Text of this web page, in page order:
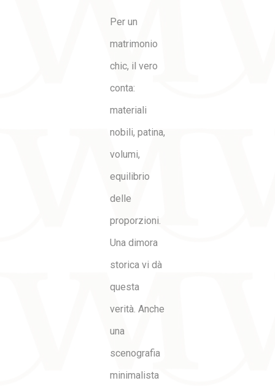
Per un
matrimonio
chic, il vero
conta:
materiali
nobili, patina,
volumi,
equilibrio
delle
proporzioni.
Una dimora
storica vi dà
questa
verità. Anche
una
scenografia
minimalista